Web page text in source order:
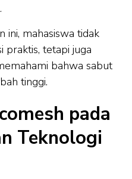
ini, mahasiswa tidak
praktis, tetapi juga
bahwa sabut
tinggi.
pada
Teknologi